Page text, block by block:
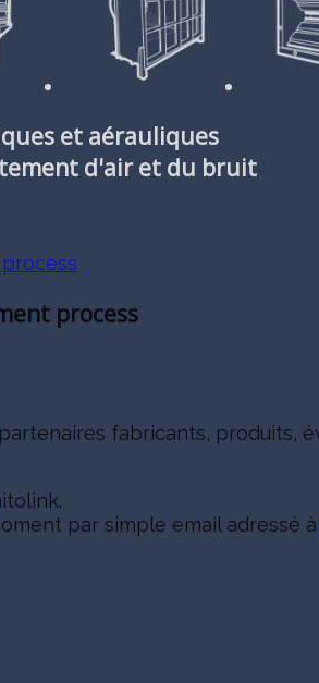
et aérauliques
d'air et du bruit
process
fabricants, produits,
par simple email adressé à